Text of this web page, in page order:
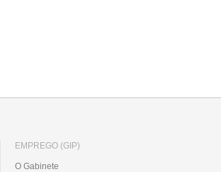
EMPREGO (GIP)
O Gabinete